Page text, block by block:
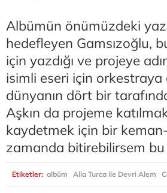
Albümün önümüzdeki yaz
hedefleyen Gamsızoğlu,
için yazdığı ve projeye
isimli eseri için orkestraya
dünyanın dört bir
Aşkın da projeme
kaydetmek için bir
zamanda bitirebilirsem bu
Etiketler: albüm Alla Turca ile Devri Alem